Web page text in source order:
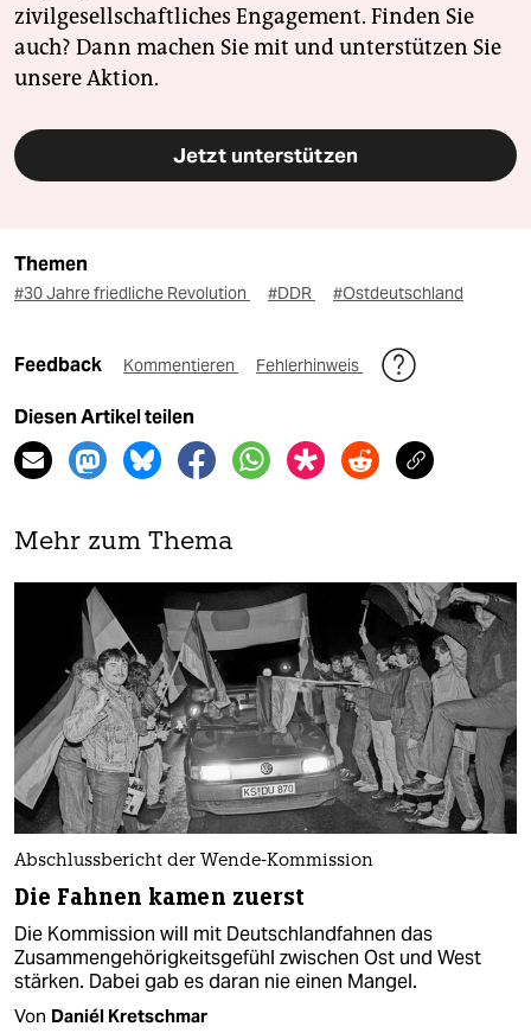
zivilgesellschaftliches Engagement. Finden Sie
auch? Dann machen Sie mit und unterstützen Sie
unsere Aktion.
Jetzt unterstützen
Themen
#30 Jahre friedliche Revolution #DDR #Ostdeutschland
Feedback Kommentieren Fehlerhinweis
Diesen Artikel teilen
Mehr zum Thema
Abschlussbericht der Wende-Kommission
Die Fahnen kamen zuerst
Die Kommission will mit Deutschlandfahnen das
Zusammengehörigkeitsgefühl zwischen Ost und West
stärken. Dabei gab es daran nie einen Mangel.
Von Daniél Kretschmar